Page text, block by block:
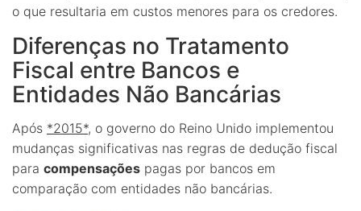
o que resultaria em custos menores para os credores.
Diferenças no Tratamento
Fiscal entre Bancos e
Entidades Não Bancárias
Após *2015*, o governo do Reino Unido implementou
mudanças significativas nas regras de dedução fiscal
para compensações pagas por bancos em
comparação com entidades não bancárias.